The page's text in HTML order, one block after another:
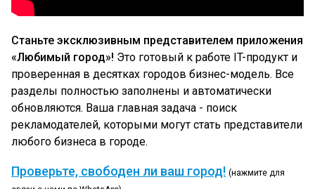
Станьте эксклюзивным представителем приложения
«Любимый город»! Это готовый к работе IT-продукт и
проверенная в десятках городов бизнес-модель. Все
разделы полностью заполнены и автоматически
обновляются. Ваша главная задача - поиск
рекламодателей, которыми могут стать представители
любого бизнеса в городе.
Проверьте, свободен ли ваш город! (нажмите для